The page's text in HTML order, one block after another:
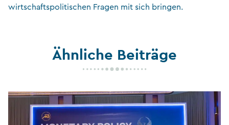
wirtschaftspolitischen Fragen mit sich bringen.
Ähnliche Beiträge